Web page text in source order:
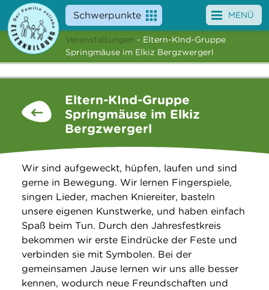
Schwerpunkte
Angebote
News
Suche
MENÜ
Veranstaltungen - Eltern-KInd-Gruppe
Springmäuse im Elkiz Bergzwergerl
Eltern-KInd-Gruppe
Springmäuse im Elkiz
Bergzwergerl
Wir sind aufgeweckt, hüpfen, laufen und sind
gerne in Bewegung. Wir lernen Fingerspiele,
singen Lieder, machen Kniereiter, basteln
unsere eigenen Kunstwerke, und haben einfach
Spaß beim Tun. Durch den Jahresfestkreis
bekommen wir erste Eindrücke der Feste und
verbinden sie mit Symbolen. Bei der
gemeinsamen Jause lernen wir uns alle besser
kennen, wodurch neue Freundschaften und